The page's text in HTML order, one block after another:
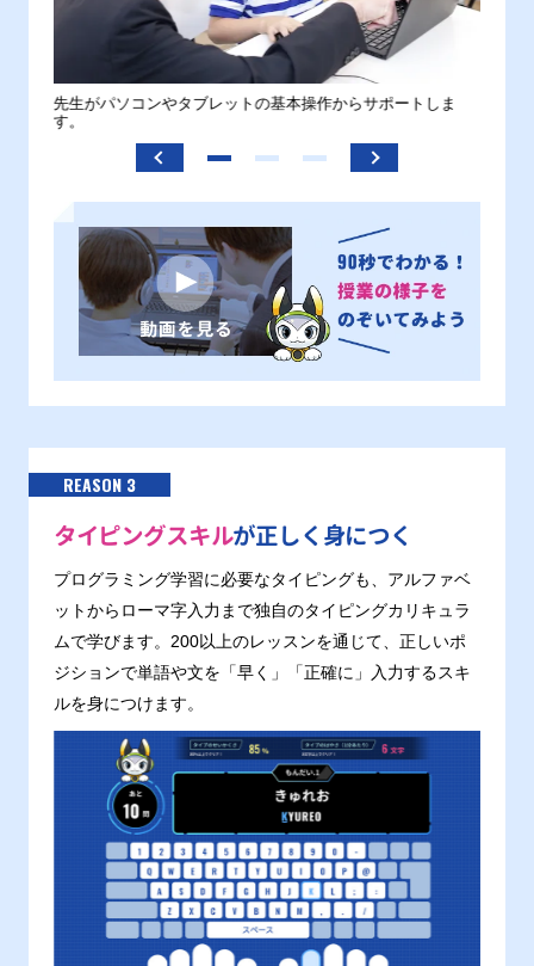
先生がパソコンやタブレットの基本操作からサポートしま
す。
REASON 3
タイピングスキルが正しく身につく
プログラミング学習に必要なタイピングも、アルファベ
ットからローマ字入力まで独自のタイピングカリキュラ
ムで学びます。200以上のレッスンを通じて、正しいポ
ジションで単語や文を「早く」「正確に」入力するスキ
ルを身につけます。